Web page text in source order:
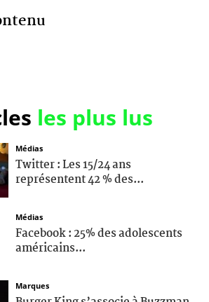
les plus lus
Médias
Twitter : Les 15/24 ans
représentent 42 % des...
Médias
Facebook : 25% des adolescents
américains...
Marques